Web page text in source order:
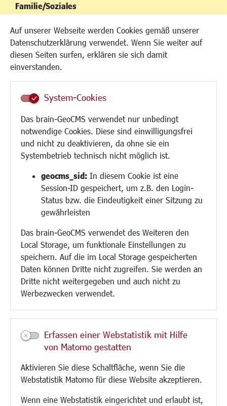
Auf unserer Webseite werden Cookies gemäß unserer
Datenschutzerklärung verwendet. Wenn Sie weiter auf
diesen Seiten surfen, erklären sie sich damit
einverstanden.
System-Cookies
Das brain-GeoCMS verwendet nur unbedingt
notwendige Cookies. Diese sind einwilligungsfrei
und nicht zu deaktivieren, da ohne sie ein
Systembetrieb technisch nicht möglich ist.
geocms_sid: In diesem Cookie ist eine
Session-ID gespeichert, um z.B. den Login-
Status bzw. die Eindeutigkeit einer Sitzung zu
gewährleisten
Das brain-GeoCMS verwendet des Weiteren den
Local Storage, um funktionale Einstellungen zu
speichern. Auf die im Local Storage gespeicherten
Daten können Dritte nicht zugreifen. Sie werden an
Dritte nicht weitergegeben und auch nicht zu
Werbezwecken verwendet.
Erfassen einer Webstatistik mit Hilfe
von Matomo gestatten
Aktivieren Sie diese Schaltfläche, wenn Sie die
Webstatistik Matomo für diese Website akzeptieren.
Wenn eine Webstatistik eingerichtet und erlaubt ist,
Familie/Soziales
Kinderbetreuung
Kinder und Jugend
Institutionen für Familien
Frauen
Schule
Demokratie leben
Ukrainehilfe
Hilfe für Geflüchtete
Religion
Bauen/Umwelt/Mobilität
Bebauungsplanung
Verkehr/Mobilität
Glasfaserausbau
Aktuelle Baustellen
Paddelteich
CINDY S
Kultur/Freizeit/Tourismus
Veranstaltungen
Neue Stadthalle Langen
Bäder
Musikschule
Stadtbücherei